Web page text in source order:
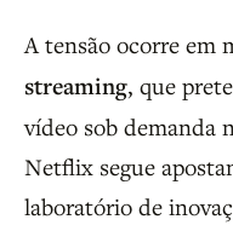
A tensão ocorre em
streaming, que
vídeo sob demanda
Netflix segue
laboratório de